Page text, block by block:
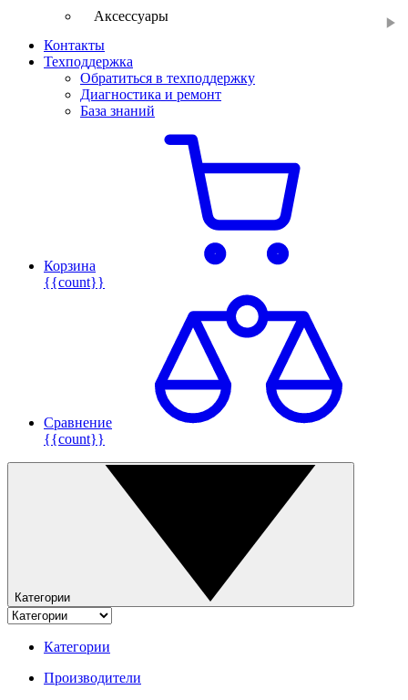
Аксессуары
Контакты
Техподдержка
Обратиться в техподдержку
Диагностика и ремонт
База знаний
Корзина
{{count}}
Сравнение
{{count}}
Категории
Категории
Производители